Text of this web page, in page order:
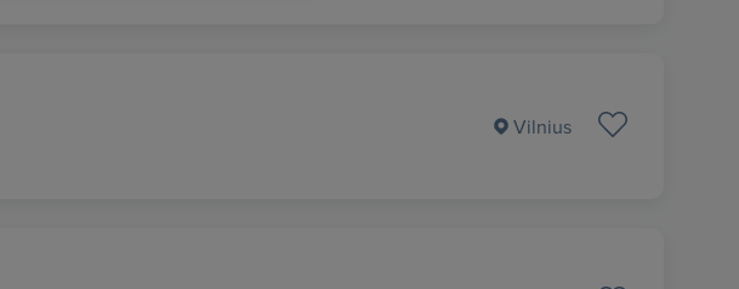
Vilnius